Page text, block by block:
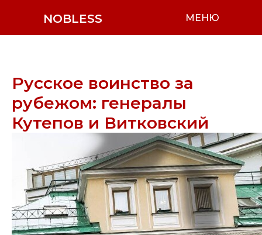
NOBLESS МЕНЮ
Русское воинство за
рубежом: генералы
Кутепов и Витковский